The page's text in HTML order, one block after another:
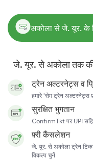
अकोला से जे. यूर. के
जे. यूर. से अकोला तक
ट्रेन अल्टरनेट्स व
हमारे 'सेम ट्रेन अल्टरनेट्स
सुरक्षित भुगतान
ConfirmTkt पर UPI
फ़्री कैंसलेशन
जे. यूर. से अकोला ट्रेन
विकल्प चुनें